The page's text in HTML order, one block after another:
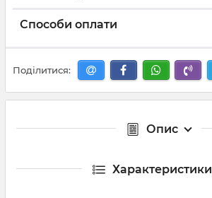
Способи оплати
Поділитися:
Опис
Характеристики